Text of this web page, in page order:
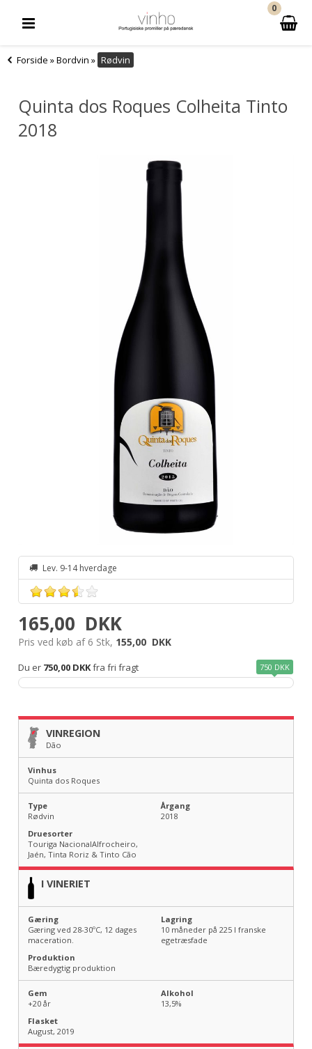
0
Forside »Bordvin » Rødvin
Quinta dos Roques Colheita Tinto
2018
Lev. 9-14 hverdage
165,00 DKK
Pris ved køb af 6 Stk, 155,00 DKK
Du er 750,00 DKKfra fri fragt 750 DKK
VINREGION
Dão
I VINERIET
Vinhus
Quinta dos Roques
Gæring
Gæring ved 28-30ºC, 12 dages
maceration.
Lagring
10 måneder på 225 l franske
egetræsfade
Produktion
Bæredygtig produktion
Type
Rødvin
Årgang
2018
Druesorter
Touriga NacionalAlfrocheiro,
Jaén, Tinta Roriz & Tinto Cão
Gem
+20 år
Alkohol
13,5%
Flasket
August, 2019